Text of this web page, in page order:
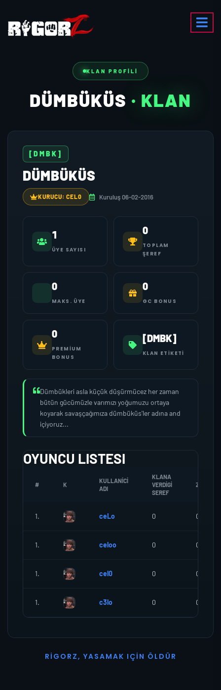
KLAN PROFILI
DÜMBÜKÜS · KLAN
[DMBK]
DÜMBÜKÜS
KURUCU: CEL0 Kuruluş 06-02-2016
1
ÜYE SAYISI
0
TOPLAM
ŞEREF
0
MAKS. ÜYE
0
GC BONUS
0
PREMIUM
BONUS
[DMBK]
KLAN ETIKETI
Dümbükleri asla küçük düşürmücez her zaman
bütün gücümüzle varımızı yoğumuzu ortaya
koyarak savaşçağımıza dümbüküs'ler adına and
içiyoruz...
OYUNCU LISTESI
# K
KULLANICI
ADI
KLANA
VERDIGI
SEREF
ZOMBI
1. ceLo 0 0
1. celoo 0 0
1. cel0 0 0
1. c3lo 0 0
R I G O R Z, YASAMAK I ÇI N Ö L D Ü R